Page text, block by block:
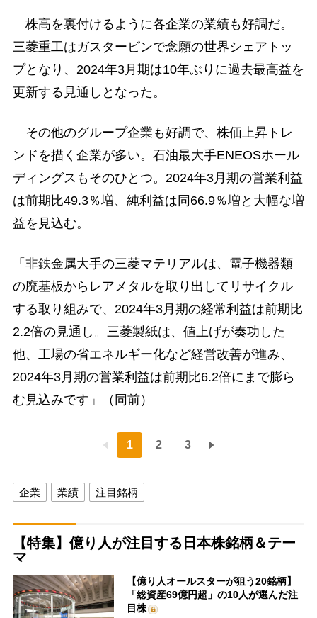
株高を裏付けるように各企業の業績も好調だ。
三菱重工はガスタービンで念願の世界シェアトッ
プとなり、2024年3月期は10年ぶりに過去最高益を
更新する見通しとなった。
その他のグループ企業も好調で、株価上昇トレ
ンドを描く企業が多い。石油最大手ENEOSホール
ディングスもそのひとつ。2024年3月期の営業利益
は前期比49.3％増、純利益は同66.9％増と大幅な増
益を見込む。
「非鉄金属大手の三菱マテリアルは、電子機器類
の廃基板からレアメタルを取り出してリサイクル
する取り組みで、2024年3月期の経常利益は前期比
2.2倍の見通し。三菱製紙は、値上げが奏功した
他、工場の省エネルギー化など経営改善が進み、
2024年3月期の営業利益は前期比6.2倍にまで膨ら
む見込みです」（同前）
1 2 3
企業 業績 注目銘柄
【特集】億り人が注目する日本株銘柄＆テー
マ
【億り人オールスターが狙う20銘柄】
「総資産69億円超」の10人が選んだ注
目株